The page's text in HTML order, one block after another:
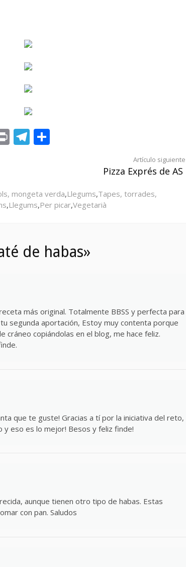
PrintTelegram
Artículo siguiente
Pizza Exprés de AS
mongeta verda,Llegums,Tapes, torrades,
,Llegums,Per picar,Vegetarià
de habas»
más original. Totalmente BBSS y perfecta para
segunda aportación, Estoy muy contenta porque
cráneo copiándolas en el blog, me hace feliz.
que te guste! Gracias a tí por la iniciativa del reto,
y eso es lo mejor! Besos y feliz finde!
aunque tienen otro tipo de habas. Estas
con pan. Saludos